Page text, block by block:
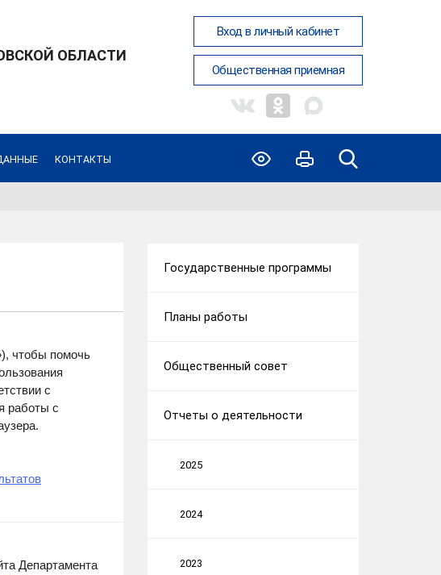
ОБЛАСТИ
Вход в личный кабинет
Общественная приемная
КОНТАКТЫ
чтобы помочь
с
работы с
Департамента
Государственные программы
Планы работы
Общественный совет
Отчеты о деятельности
2025
2024
2023